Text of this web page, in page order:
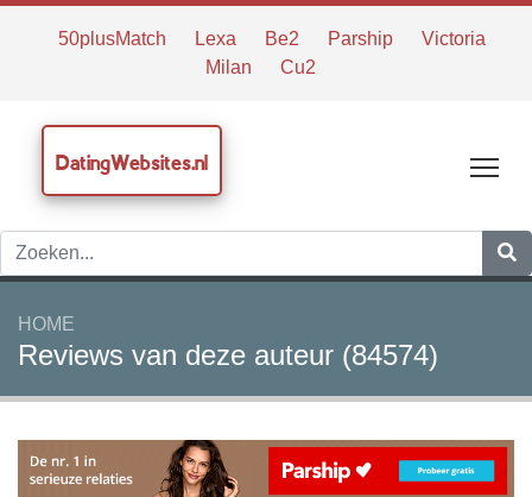
50plusMatch Lexa Be2 Parship
Victoria
Milan
Cu2
DatingWebsites.nl
HOME
Reviews van deze auteur (84574)